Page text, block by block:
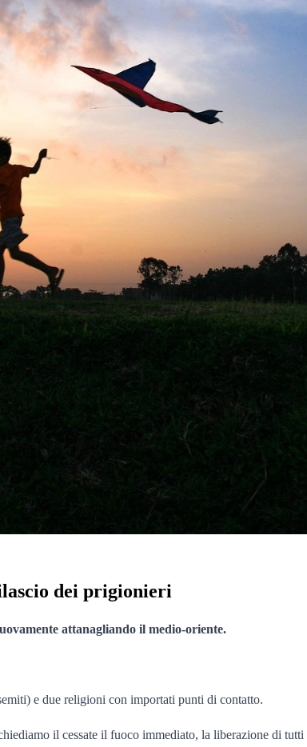
dei prigionieri
attanagliando il medio-oriente.
e due religioni con importati punti di contatto.
il cessate il fuoco immediato, la liberazione di